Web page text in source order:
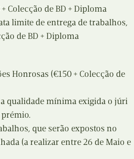
Colecção de BD + Diploma
limite de entrega de trabalhos,
de BD + Diploma
Honrosas (€150 + Colecção de
qualidade mínima exigida o júri
que serão expostos no
(a realizar entre 26 de Maio e